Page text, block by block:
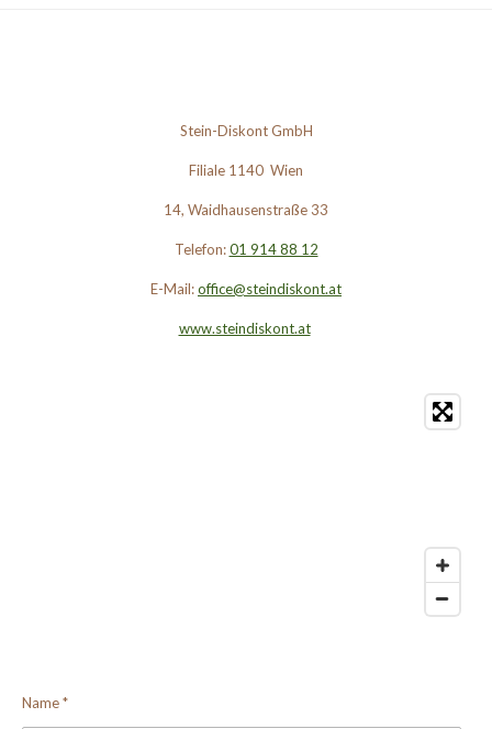
Stein-Diskont GmbH
Filiale 1140 Wien
14, Waidhausenstraße 33
Telefon: 01 914 88 12
E-Mail:office@steindiskont.at
www.steindiskont.at
Name *